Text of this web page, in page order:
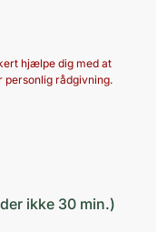
hjælpe dig med at
personlig rådgivning.
ikke 30 min.)